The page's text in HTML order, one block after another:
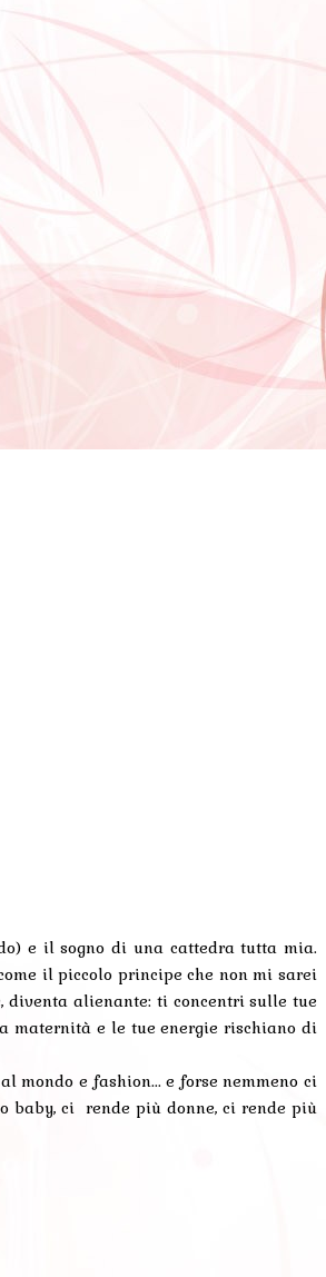
e il sogno di una cattedra tutta mia.
il piccolo principe che non mi sarei
diventa alienante: ti concentri sulle tue
maternità e le tue energie rischiano di
e fashion... e forse nemmeno ci
baby, ci rende più donne, ci rende più